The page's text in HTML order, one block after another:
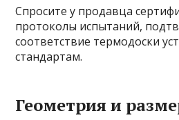
Спросите у продавца
протоколы испытаний,
соответствие термодоски
стандартам.
Геометрия и